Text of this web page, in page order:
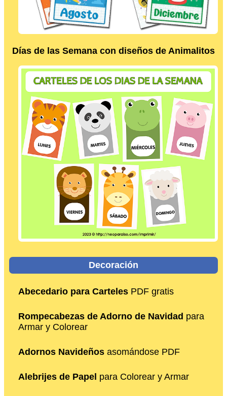
Días de las Semana con diseños de Animalitos
Decoración
Abecedario para Carteles PDF gratis
Rompecabezas de Adorno de Navidad para
Armar y Colorear
Adornos Navideños asomándose PDF
Alebrijes de Papel para Colorear y Armar